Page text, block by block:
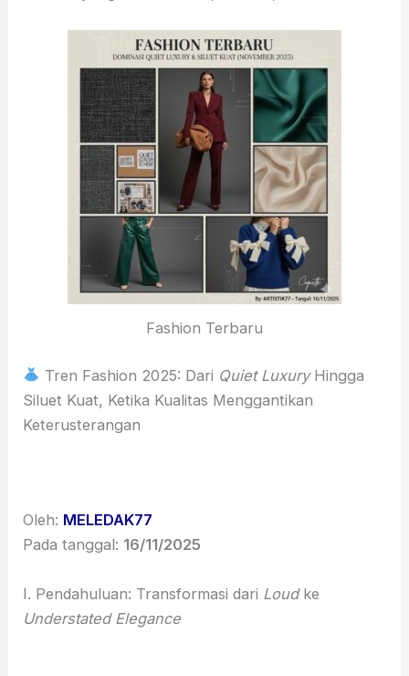
Fashion Terbaru
Tren Fashion 2025: Dari Quiet LuxuryHingga
Siluet Kuat, Ketika Kualitas Menggantikan
Keterusterangan
Oleh: MELEDAK77
Pada tanggal: 16/11/2025
I. Pendahuluan: Transformasi dari Loudke
Understated Elegance